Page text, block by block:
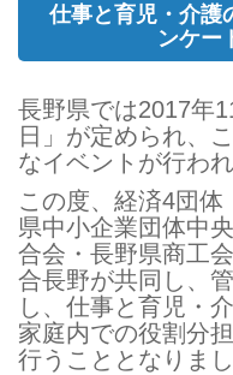
仕事と育児・介護
ンケー
長野県では2017年
日」が定められ、
なイベントが行わ
この度、経済4団体
県中小企業団体中
合会・長野県商工
合長野が共同し、
し、仕事と育児・
家庭内での役割分
行うこととなりまし